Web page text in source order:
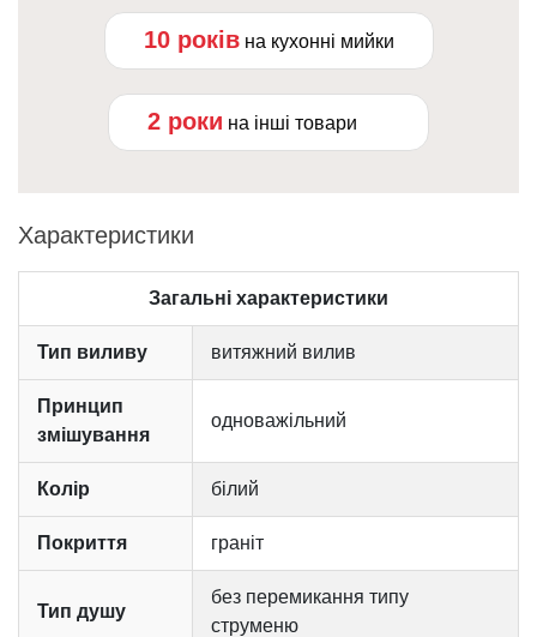
10 років на кухонні мийки
2 роки на інші товари
Характеристики
Загальні характеристики
Тип виливу витяжний вилив
Принцип
змішування
одноважільний
Колір білий
Покриття граніт
Тип душу
без перемикання типу
струменю